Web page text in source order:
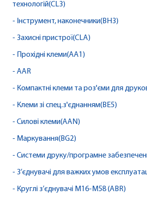
технологій(CL3)
- Інструмент, наконечники(BH3)
- Захисні пристрої(CLA)
- Прохідні клеми(AA1)
- AAR
- Компактні клеми та роз'єми для
- Клеми зі спец.з'єднанням(BE5)
- Силові клеми(AAN)
- Маркування(BG2)
- Системи друку/програмне
- З’єднувачі для важких умов
- Круглі з’єднувачі M16-M58 (ABR)